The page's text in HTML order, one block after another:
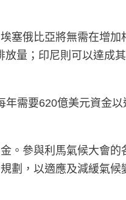
塞俄比亞將無需在增
量；印尼則可以達成
需要620億美元資金
。參與利馬氣候大會
劃，以適應及減緩氣候